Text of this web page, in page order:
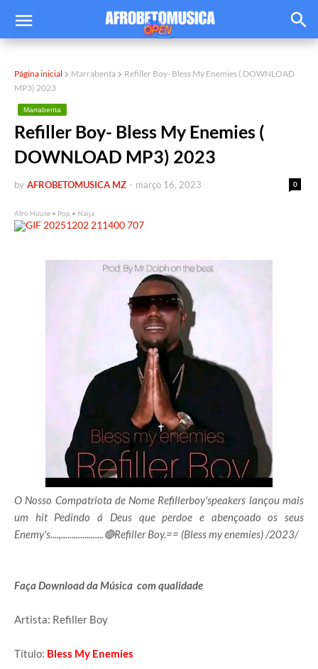
Página inicial Marrabenta
Refiller Boy- Bless My Enemies ( DOWNLOAD
MP3) 2023
Marrabenta
Refiller Boy- Bless My Enemies (
DOWNLOAD MP3) 2023
by AFROBETOMUSICA MZ 0
- março 16, 2023
Afro House • Pop • Naija
O Nosso Compatriota de Nome Refillerboy'speakers lançou mais
um hit Pedindo á Deus que perdoe e abençoado os seus
Enemy's....,....................🔴Refiller Boy.== (Bless my enemies) /2023/
Faça Download da Música com qualidade
Artista: Refiller Boy
Título: Bless My Enemies